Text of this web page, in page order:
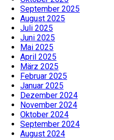
September 2025
August 2025
Juli 2025
Juni 2025
Mai 2025
April 2025
März 2025
Februar 2025
Januar 2025
Dezember 2024
November 2024
Oktober 2024
September 2024
August 2024